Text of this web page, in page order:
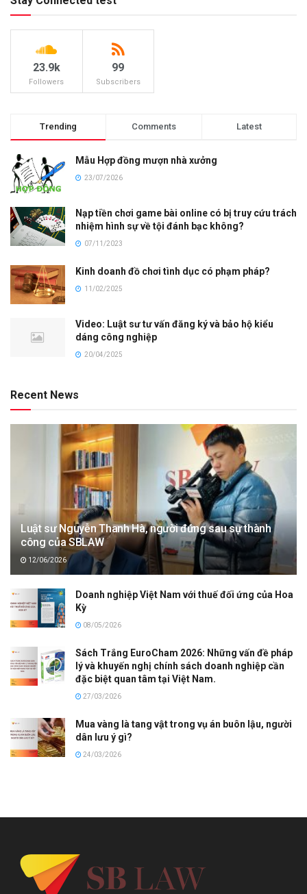
23.9k
Followers
99
Subscribers
Trending Comments Latest
Mẫu Hợp đồng mượn nhà xưởng
23/07/2026
Nạp tiền chơi game bài online có bị truy cứu trách
nhiệm hình sự về tội đánh bạc không?
07/11/2023
Kinh doanh đồ chơi tình dục có phạm pháp?
11/02/2025
Video: Luật sư tư vấn đăng ký và bảo hộ kiểu
dáng công nghiệp
20/04/2025
Recent News
Luật sư Nguyễn Thanh Hà, người đứng sau sự thành
công của SBLAW
12/06/2026
Doanh nghiệp Việt Nam với thuế đối ứng của Hoa
Kỳ
08/05/2026
Sách Trắng EuroCham 2026: Những vấn đề pháp
lý và khuyến nghị chính sách doanh nghiệp cần
đặc biệt quan tâm tại Việt Nam.
27/03/2026
Mua vàng là tang vật trong vụ án buôn lậu, người
dân lưu ý gì?
24/03/2026